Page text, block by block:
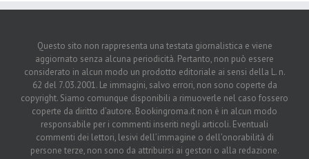
Questo sito non rappresenta una testata giornalistica e viene
aggiornato senza alcuna periodicità. Pertanto, non può essere
considerato in alcun modo un prodotto editoriale ai sensi della L. n.
62 del 7.03.2001. Le immagini, salvo errori, non sono coperte da
copyright. Siamo comunque disponibili a rimuoverle nel caso fossero
coperte da diritto d’autore. Bookingroma.it non è in alcun modo
responsabile per i commenti inseriti negli articoli. Eventuali
commenti dei lettori, lesivi dell’immagine o dell’onorabilità di
persone terze, non sono da attribuirsi ai gestori o alla redazione.